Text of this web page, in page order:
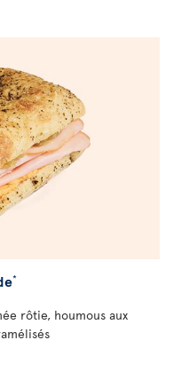
*
rôtie, houmous aux